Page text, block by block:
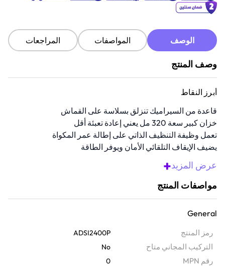
الوصف المواصفات المراجعات
وصف المنتج
أبرز النقاط
قاعدة من السيراميك تنزلق بسلاسة على القماش
خزان كبير سعة 320 مل يعني إعادة تعبئة أقل
تعمل وظيفة التنظيف الذاتي على إطالة عمر المكواة
يضيف الإيقاف التلقائي الأمان ويوفر الطاقة
خامات متينة تضمن عمر استخدام طويل الأمد
عرض المزيد+
مواصفات المنتج
General
رمز المنتج ADSI2400P
التركيب المجاني متاح No
رقم MPN 0